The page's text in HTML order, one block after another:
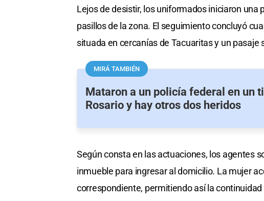
Lejos de desistir, los uniformados iniciaron
pasillos de la zona. El seguimiento concluyó
situada en cercanías de Tacuaritas y un pasaje
MIRÁ TAMBIÉN
Mataron a un policía federal en un
Rosario y hay otros dos heridos
Según consta en las actuaciones, los agentes
inmueble para ingresar al domicilio. La mujer
correspondiente, permitiendo así la